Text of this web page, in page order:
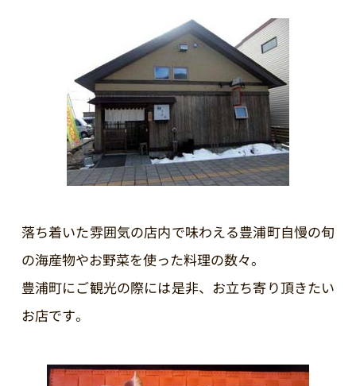
落ち着いた雰囲気の店内で味わえる豊浦町自慢の旬
の海産物やお野菜を使った料理の数々。
豊浦町にご観光の際には是非、お立ち寄り頂きたい
お店です。